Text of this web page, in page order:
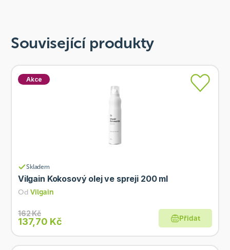
Související produkty
Akce
Skladem
Vilgain Kokosový olej ve spreji 200 ml
Od Vilgain
162 Kč
137,70 Kč Přidat